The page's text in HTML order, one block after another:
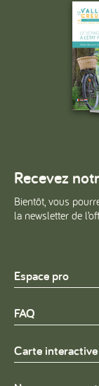
Recevez
Bientôt, vous
la newsletter de
Espace pro
FAQ
Carte interactive